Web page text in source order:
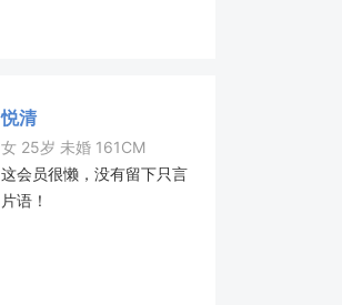
悦清
女 25岁 未婚 161CM
这会员很懒，没有留下只言
片语！